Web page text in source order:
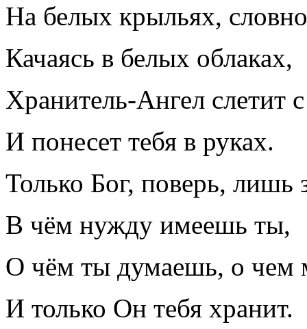
На белых крыльях,
Качаясь в белых облаках,
Хранитель-Ангел слетит
И понесет тебя в руках.
Только Бог, поверь, лишь
В чём нужду имеешь ты,
О чём ты думаешь, о чем
И только Он тебя хранит.